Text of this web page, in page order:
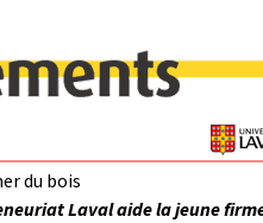
du bois
Laval aide la jeune